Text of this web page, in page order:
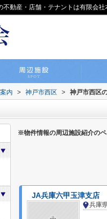
動産・店舗・テナントは有限会社
内 > 神戸市西区 > 神戸市西区
※物件情報の周辺施設紹介の
JA兵庫六甲玉津支店
兵庫